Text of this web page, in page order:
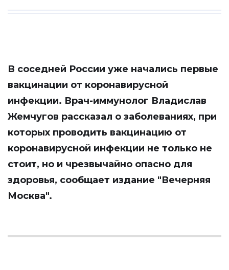
В соседней России уже начались первые
вакцинации от коронавирусной
инфекции. Врач-иммунолог Владислав
Жемчугов рассказал о заболеваниях, при
которых проводить вакцинацию от
коронавирусной инфекции не только не
стоит, но и чрезвычайно опасно для
здоровья, сообщает издание "Вечерняя
Москва".